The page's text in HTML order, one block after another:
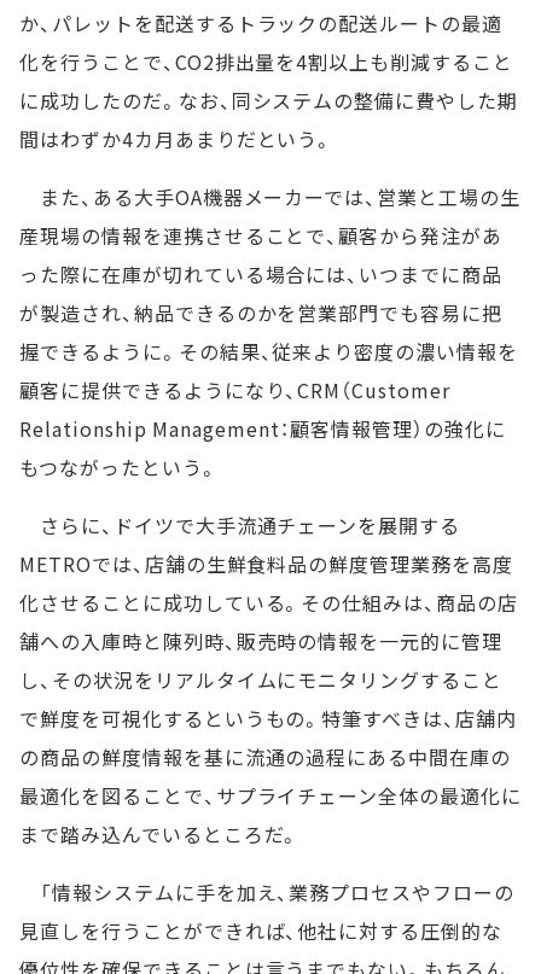
か、パレットを配送するトラックの配送ルートの最適
化を行うことで、CO2排出量を4割以上も削減すること
に成功したのだ。なお、同システムの整備に費やした期
間はわずか4カ月あまりだという。
また、ある大手OA機器メーカーでは、営業と工場の生
産現場の情報を連携させることで、顧客から発注があ
った際に在庫が切れている場合には、いつまでに商品
が製造され、納品できるのかを営業部門でも容易に把
握できるように。その結果、従来より密度の濃い情報を
顧客に提供できるようになり、CRM（Customer
Relationship Management：顧客情報管理）の強化に
もつながったという。
さらに、ドイツで大手流通チェーンを展開する
METROでは、店舗の生鮮食料品の鮮度管理業務を高度
化させることに成功している。その仕組みは、商品の店
舗への入庫時と陳列時、販売時の情報を一元的に管理
し、その状況をリアルタイムにモニタリングすること
で鮮度を可視化するというもの。特筆すべきは、店舗内
の商品の鮮度情報を基に流通の過程にある中間在庫の
最適化を図ることで、サプライチェーン全体の最適化に
まで踏み込んでいるところだ。
「情報システムに手を加え、業務プロセスやフローの
見直しを行うことができれば、他社に対する圧倒的な